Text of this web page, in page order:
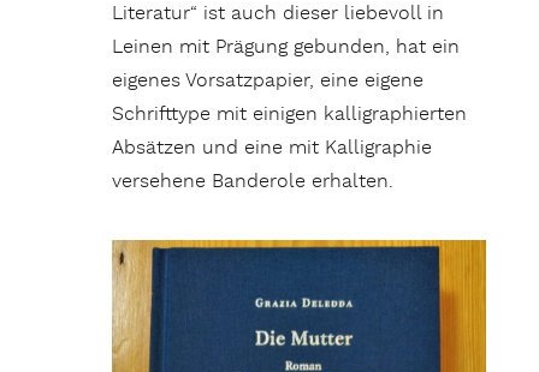
Literatur“ ist auch dieser liebevoll in
Leinen mit Prägung gebunden, hat ein
eigenes Vorsatzpapier, eine eigene
Schrifttype mit einigen kalligraphierten
Absätzen und eine mit Kalligraphie
versehene Banderole erhalten.